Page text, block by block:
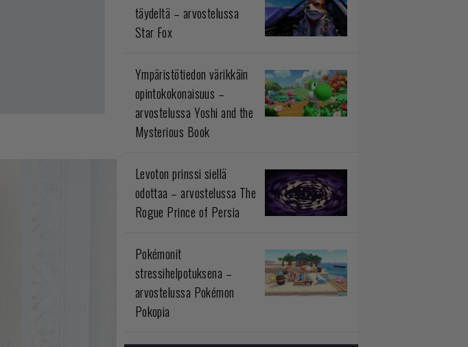
täydeltä – arvostelussa
Star Fox
Ympäristötiedon värikkäin
opintokokonaisuus –
arvostelussa Yoshi and the
Mysterious Book
Levoton prinssi siellä
odottaa – arvostelussa The
Rogue Prince of Persia
Pokémonit
stressihelpotuksena –
arvostelussa Pokémon
Pokopia